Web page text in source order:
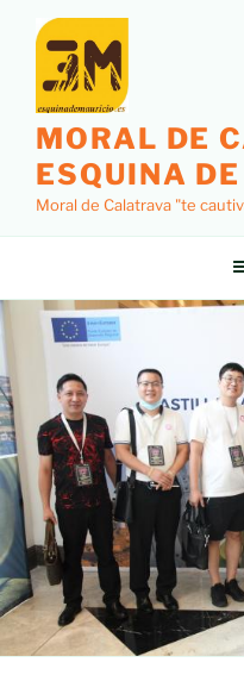
MORAL DE
ESQUINA
Moral de Calatrava "te